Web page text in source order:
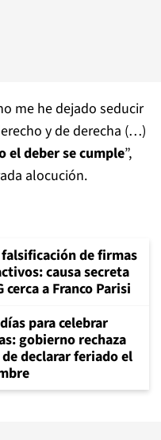
me he dejado seducir
y de derecha (…)
el deber se cumple”,
alocución.
falsificación de firmas
causa secreta
cerca a Franco Parisi
para celebrar
gobierno rechaza
de declarar feriado el